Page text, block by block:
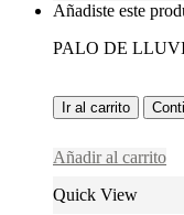
Añadiste este
PALO DE
Ir al carrito
Añadir al carrito
Quick View